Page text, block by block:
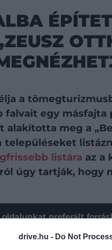
drive.hu - Do Not
a
falvait egy másfajta
alakította meg a
listára az a
úgy tartják, hogy
preferált
közepén találunk rá